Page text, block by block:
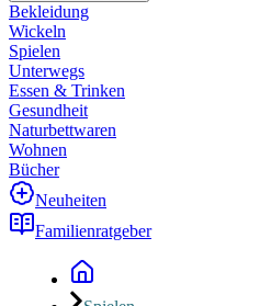
Bekleidung
Wickeln
Spielen
Unterwegs
Essen & Trinken
Gesundheit
Naturbettwaren
Wohnen
Bücher
Neuheiten
Familienratgeber